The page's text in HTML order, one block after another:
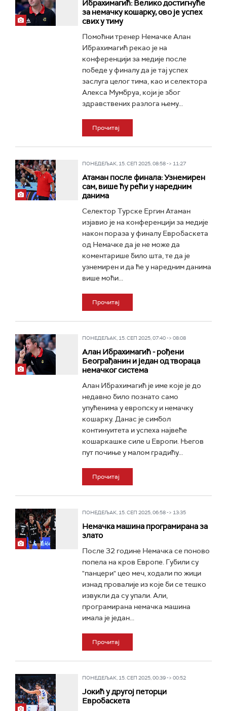
Ибрахимагић: Велико достигнуће
за немачку кошарку, ово је успех
свих у тиму
Помоћни тренер Немачке Алан
Ибрахимагић рекао је на
конференцији за медије после
победе у финалу да је тај успех
заслуга целог тима, као и селектора
Алекса Мумбруа, који је због
здравствених разлога њему...
Прочитај
ПОНЕДЕЉАК, 15. СЕП 2025, 08:58 -> 11:27
Атаман после финала: Узнемирен
сам, више ћу рећи у наредним
данима
Селектор Турске Ергин Атаман
изјавио је на конференцији за медије
након пораза у финалу Евробаскета
од Немачке да је не може да
коментарише било шта, те да је
узнемирен и да ће у наредним данима
више моћи...
Прочитај
ПОНЕДЕЉАК, 15. СЕП 2025, 07:40 -> 08:08
Алан Ибрахимагић - рођени
Београђанин и један од твораца
немачког система
Алан Ибрахимагић је име које је до
недавно било познато само
упућенима у европску и немачку
кошарку. Данас је симбол
континуитета и успеха највеће
кошаркашкe силe u Европи. Његов
пут почиње у малом градићу...
Прочитај
ПОНЕДЕЉАК, 15. СЕП 2025, 06:58 -> 13:35
Немачка машина програмирана за
злато
После 32 године Немачка се поново
попела на кров Европе. Губили су
"панцери" цео меч, ходали по жици
изнад провалије из које би се тешко
извукли да су упали. Али,
програмирана немачка машина
имала је један...
Прочитај
ПОНЕДЕЉАК, 15. СЕП 2025, 00:39 -> 00:52
Јокић у другој петорци
Евробаскета